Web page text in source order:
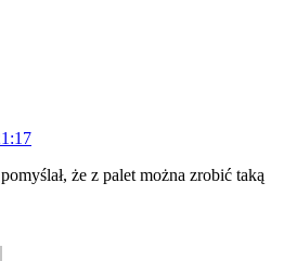
że z palet można zrobić taką